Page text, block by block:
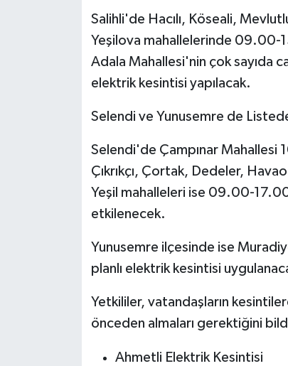
Salihli'de Hacılı, Köseali,
Yeşilova mahallelerinde 09.00-
Adala Mahallesi'nin çok sayıda
elektrik kesintisi yapılacak.
Selendi ve Yunusemre de
Selendi'de Çampınar Mahallesi
Çıkrıkçı, Çortak, Dedeler,
Yeşil mahalleleri ise 09.00-
etkilenecek.
Yunusemre ilçesinde ise
planlı elektrik kesintisi
Yetkililer, vatandaşların
önceden almaları gerektiğini
Ahmetli Elektrik Kesintisi